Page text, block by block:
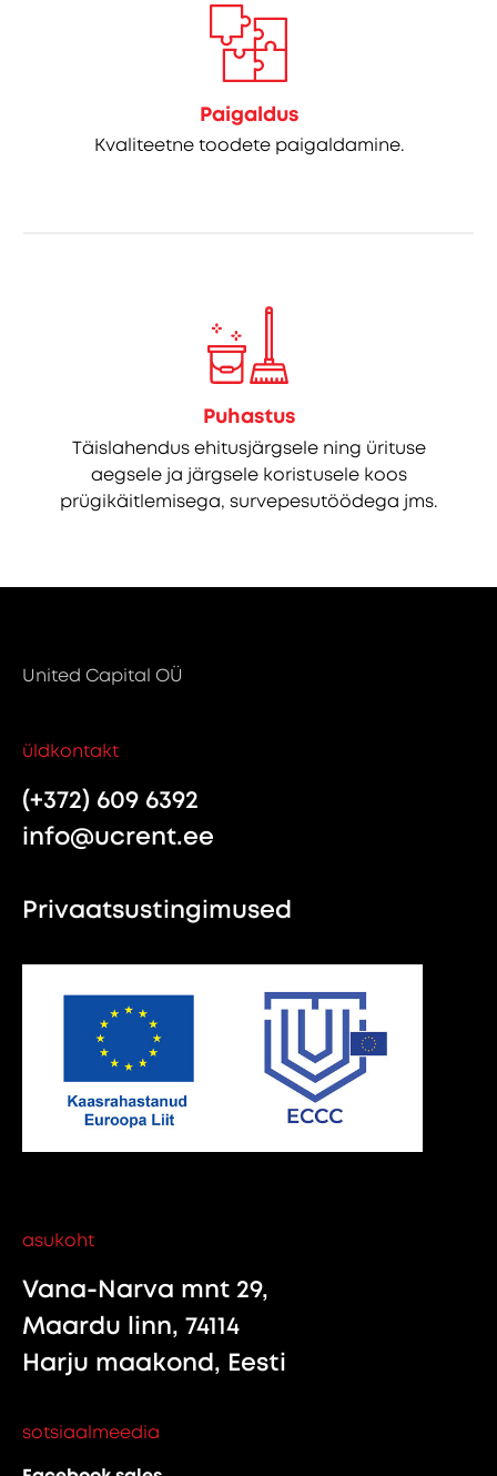
Paigaldus
Kvaliteetne toodete paigaldamine.
Puhastus
Täislahendus ehitusjärgsele ning ürituse
aegsele ja järgsele koristusele koos
prügikäitlemisega, survepesutöödega jms.
United Capital OÜ
üldkontakt
(+372) 609 6392
info@ucrent.ee
Privaatsustingimused
asukoht
Vana-Narva mnt 29,
Maardu linn, 74114
Harju maakond, Eesti
sotsiaalmeedia